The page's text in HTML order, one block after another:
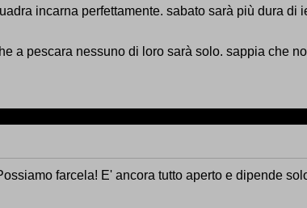
incarna perfettamente. sabato sarà più dura di
a pescara nessuno di loro sarà solo. sappia che
farcela! E' ancora tutto aperto e dipende